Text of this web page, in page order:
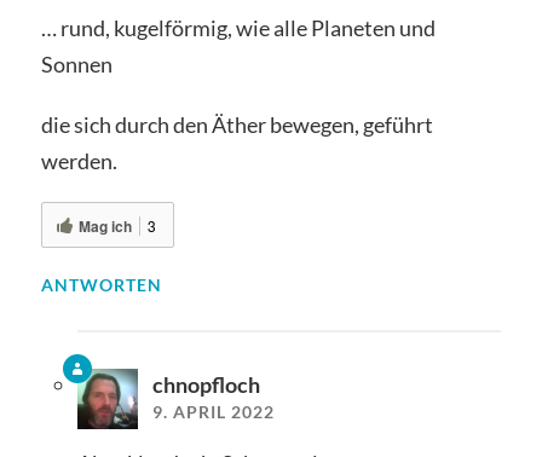
… rund, kugelförmig, wie alle Planeten und
Sonnen
die sich durch den Äther bewegen, geführt
werden.
Mag ich 3
ANTWORTEN
chnopfloch
9. APRIL 2022